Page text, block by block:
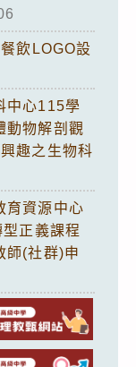
飲LOGO設
中心115學
動物解剖觀
趣之生物科
育資源中心
正義課程
師(社群)申